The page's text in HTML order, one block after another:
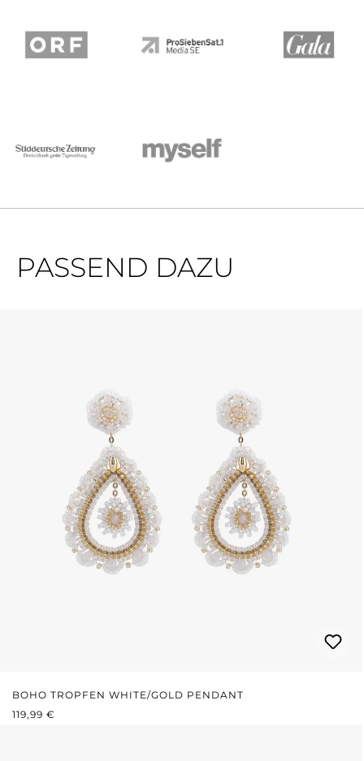
PASSEND DAZU
BOHO TROPFEN WHITE/GOLD PENDANT
REGULÄRER PREIS:
119,99 €